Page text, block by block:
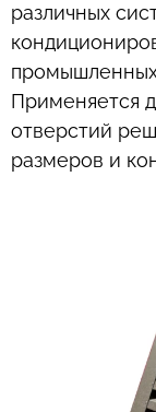
различных
Применяется
отверстий
размеров и